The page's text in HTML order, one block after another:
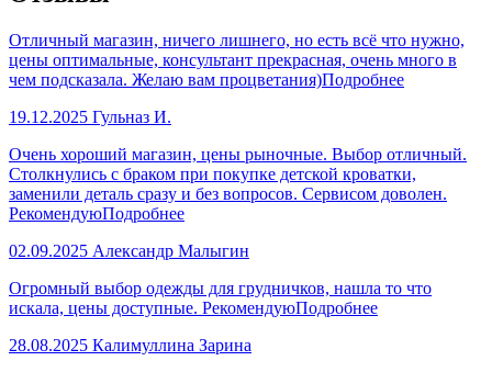
Отличный магазин, ничего лишнего, но есть всё что нужно,
цены оптимальные, консультант прекрасная, очень много в
чем подсказала. Желаю вам процветания)Подробнее
19.12.2025 Гульназ И.
Очень хороший магазин, цены рыночные. Выбор отличный.
Столкнулись с браком при покупке детской кроватки,
заменили деталь сразу и без вопросов. Сервисом доволен.
РекомендуюПодробнее
02.09.2025 Александр Малыгин
Огромный выбор одежды для грудничков, нашла то что
искала, цены доступные. РекомендуюПодробнее
28.08.2025 Калимуллина Зарина